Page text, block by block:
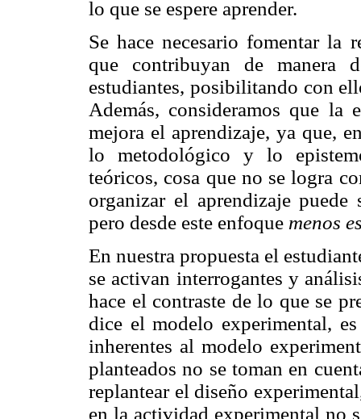
lo que se espere aprender.
Se hace necesario fomentar la
que contribuyan de manera
estudiantes, posibilitando con
Además, consideramos que la
mejora el aprendizaje, ya que,
lo metodológico y lo
teóricos, cosa que no se logra
organizar el aprendizaje
pero desde este enfoque menos
En nuestra propuesta el
se activan interrogantes y
hace el contraste de lo que se
dice el modelo experimental,
inherentes al modelo
planteados no se toman en
replantear el diseño
en la actividad experimental no